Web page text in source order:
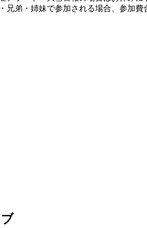
兄弟・姉妹で参加される場合、参加費